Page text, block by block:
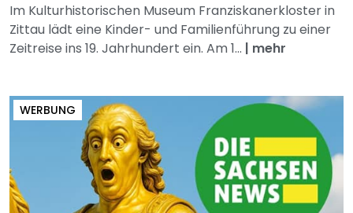
Im Kulturhistorischen Museum Franziskanerkloster in
Zittau lädt eine Kinder- und Familienführung zu einer
Zeitreise ins 19. Jahrhundert ein. Am 1... | mehr
WERBUNG